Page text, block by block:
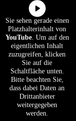
Sie sehen gerade einen
Platzhalterinhalt von
YouTube. Um auf den
eigentlichen Inhalt
zuzugreifen, klicken
Sie auf die
Schaltfläche unten.
Bitte beachten Sie,
dass dabei Daten an
Drittanbieter
weitergegeben
werden.